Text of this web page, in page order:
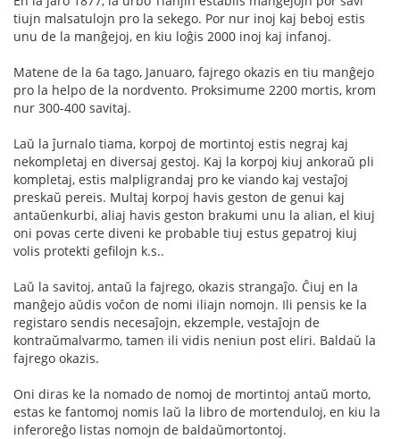
tiujn malsatulojn pro la sekego. Por nur inoj kaj beboj estis
unu de la manĝejoj, en kiu loĝis 2000 inoj kaj infanoj.
Matene de la 6a tago, Januaro, fajrego okazis en tiu manĝejo
pro la helpo de la nordvento. Proksimume 2200 mortis, krom
nur 300-400 savitaj.
Laŭ la ĵurnalo tiama, korpoj de mortintoj estis negraj kaj
nekompletaj en diversaj gestoj. Kaj la korpoj kiuj ankoraŭ pli
kompletaj, estis malpligrandaj pro ke viando kaj vestaĵoj
preskaŭ pereis. Multaj korpoj havis geston de genui kaj
antaŭenkurbi, aliaj havis geston brakumi unu la alian, el kiuj
oni povas certe diveni ke probable tiuj estus gepatroj kiuj
volis protekti gefilojn k.s..
Laŭ la savitoj, antaŭ la fajrego, okazis strangaĵo. Ĉiuj en la
manĝejo aŭdis voĉon de nomi iliajn nomojn. Ili pensis ke la
registaro sendis necesaĵojn, ekzemple, vestaĵojn de
kontraŭmalvarmo, tamen ili vidis neniun post eliri. Baldaŭ la
fajrego okazis.
Oni diras ke la nomado de nomoj de mortintoj antaŭ morto,
estas ke fantomoj nomis laŭ la libro de mortenduloj, en kiu la
inferoreĝo listas nomojn de baldaŭmortontoj.